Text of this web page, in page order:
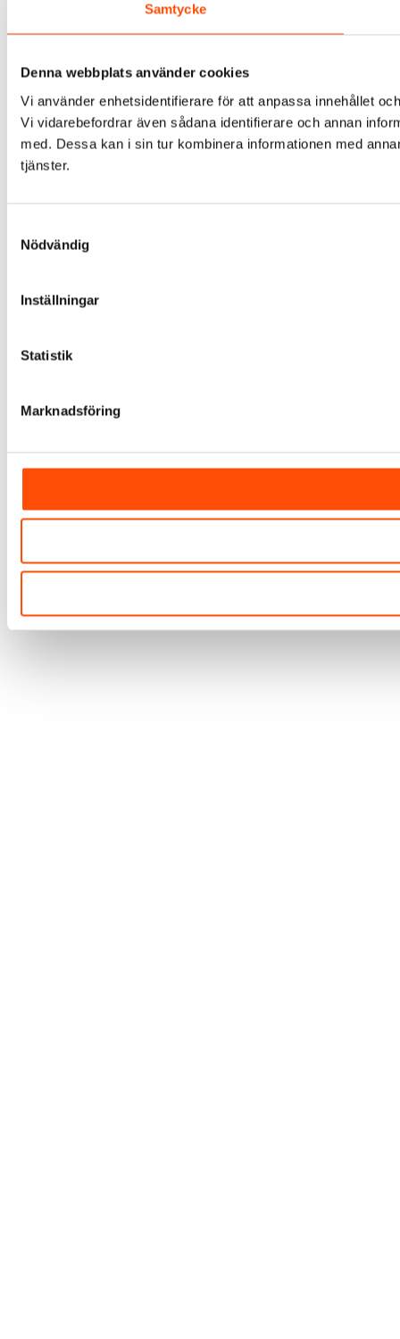
Samtycke
Denna webbplats använder cookies
Vi använder enhetsidentifierare för att anpassa innehållet
Vi vidarebefordrar även sådana identifierare och annan
med. Dessa kan i sin tur kombinera informationen med
tjänster.
Nödvändig
Inställningar
Statistik
Marknadsföring